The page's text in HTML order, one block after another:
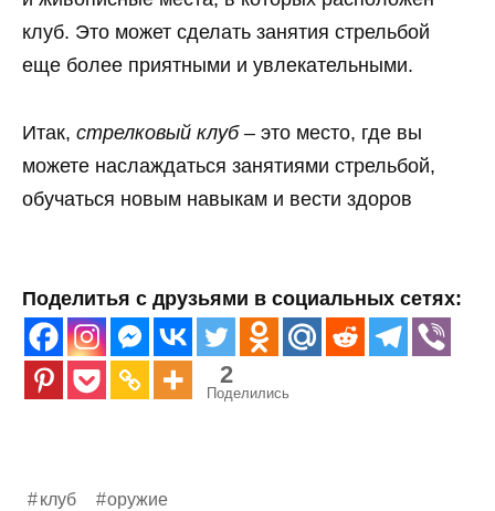
клуб. Это может сделать занятия стрельбой
еще более приятными и увлекательными.
Итак, стрелковый клуб– это место, где вы
можете наслаждаться занятиями стрельбой,
обучаться новым навыкам и вести здоров
Поделитья с друзьями в социальных сетях:
2
Поделились
клуб оружие